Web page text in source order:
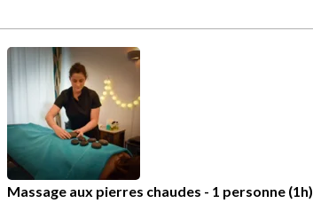
Massage aux pierres chaudes - 1 personne (1h)